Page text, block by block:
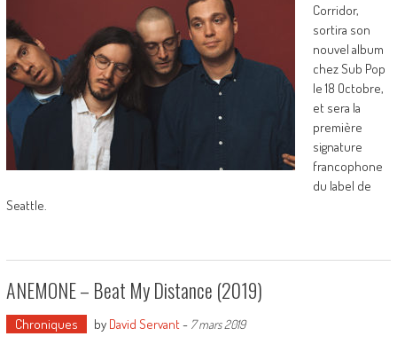
Corridor,
sortira son
nouvel album
chez Sub Pop
le 18 Octobre,
et sera la
première
signature
francophone
du label de
Seattle.
ANEMONE – Beat My Distance (2019)
Chroniques by David Servant- 7 mars 2019